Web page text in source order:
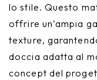
lo stile. Questo
offrire un’ampia
texture,
doccia adatta al
concept del